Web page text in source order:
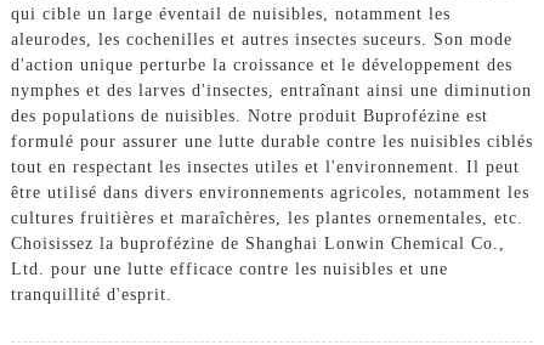
qui cible un large éventail de nuisibles, notamment les
aleurodes, les cochenilles et autres insectes suceurs. Son mode
d'action unique perturbe la croissance et le développement des
nymphes et des larves d'insectes, entraînant ainsi une diminution
des populations de nuisibles. Notre produit Buprofézine est
formulé pour assurer une lutte durable contre les nuisibles ciblés
tout en respectant les insectes utiles et l'environnement. Il peut
être utilisé dans divers environnements agricoles, notamment les
cultures fruitières et maraîchères, les plantes ornementales, etc.
Choisissez la buprofézine de Shanghai Lonwin Chemical Co.,
Ltd. pour une lutte efficace contre les nuisibles et une
tranquillité d'esprit.